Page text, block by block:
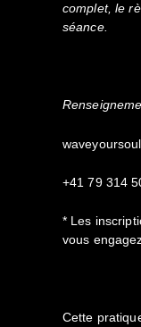
complet, le
séance.
+41 79 314
* Les
vous
Cette